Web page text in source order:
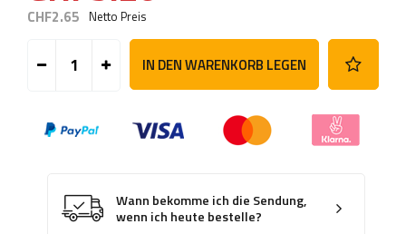
CHF2.65 Netto Preis
IN DEN WARENKORB LEGEN
Wann bekomme ich die Sendung,
wenn ich heute bestelle?